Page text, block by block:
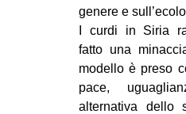
genere e
I curdi in Siria
fatto una
modello è preso
pace,
alternativa dello